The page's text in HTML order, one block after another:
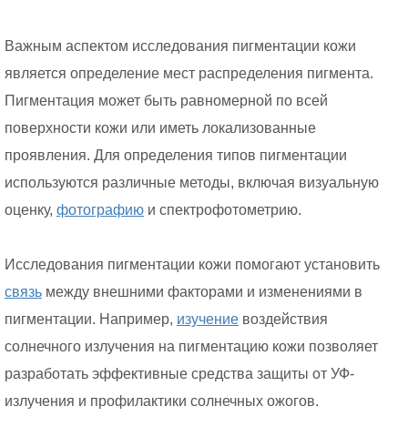
Важным аспектом исследования пигментации кожи
является определение мест распределения пигмента.
Пигментация может быть равномерной по всей
поверхности кожи или иметь локализованные
проявления. Для определения типов пигментации
используются различные методы, включая визуальную
оценку, фотографию и спектрофотометрию.
Исследования пигментации кожи помогают установить
связь между внешними факторами и изменениями в
пигментации. Например, изучение воздействия
солнечного излучения на пигментацию кожи позволяет
разработать эффективные средства защиты от УФ-
излучения и профилактики солнечных ожогов.